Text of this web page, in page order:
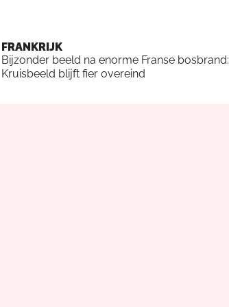
FRANKRIJK
Bijzonder beeld na enorme Franse bosbrand:
Kruisbeeld blijft fier overeind